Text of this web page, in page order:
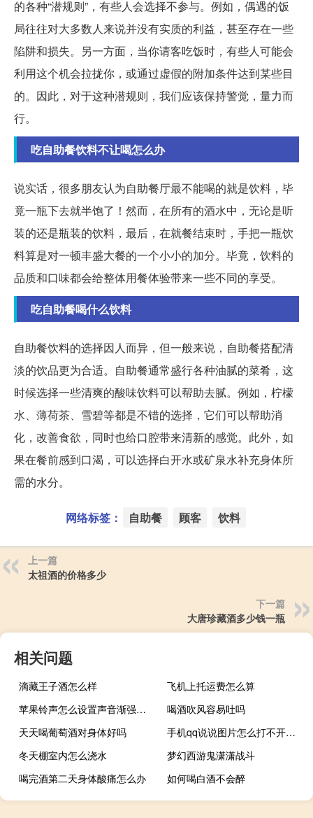
的各种“潜规则”，有些人会选择不参与。例如，偶遇的饭
局往往对大多数人来说并没有实质的利益，甚至存在一些
陷阱和损失。另一方面，当你请客吃饭时，有些人可能会
利用这个机会拉拢你，或通过虚假的附加条件达到某些目
的。因此，对于这种潜规则，我们应该保持警觉，量力而
行。
吃自助餐饮料不让喝怎么办
说实话，很多朋友认为自助餐厅最不能喝的就是饮料，毕
竟一瓶下去就半饱了！然而，在所有的酒水中，无论是听
装的还是瓶装的饮料，最后，在就餐结束时，手把一瓶饮
料算是对一顿丰盛大餐的一个小小的加分。毕竟，饮料的
品质和口味都会给整体用餐体验带来一些不同的享受。
吃自助餐喝什么饮料
自助餐饮料的选择因人而异，但一般来说，自助餐搭配清
淡的饮品更为合适。自助餐通常盛行各种油腻的菜肴，这
时候选择一些清爽的酸味饮料可以帮助去腻。例如，柠檬
水、薄荷茶、雪碧等都是不错的选择，它们可以帮助消
化，改善食欲，同时也给口腔带来清新的感觉。此外，如
果在餐前感到口渴，可以选择白开水或矿泉水补充身体所
需的水分。
网络标签： 自助餐 顾客 饮料
上一篇
太祖酒的价格多少
下一篇
大唐珍藏酒多少钱一瓶
相关问题
滴藏王子酒怎么样
飞机上托运费怎么算
苹果铃声怎么设置声音渐强（苹果5铃声怎么设置）
喝酒吹风容易吐吗
天天喝葡萄酒对身体好吗
手机qq说说图片怎么打不开相册（qq说说照片怎么可以打不开）
冬天棚室内怎么浇水
梦幻西游鬼潇潇战斗
喝完酒第二天身体酸痛怎么办
如何喝白酒不会醉